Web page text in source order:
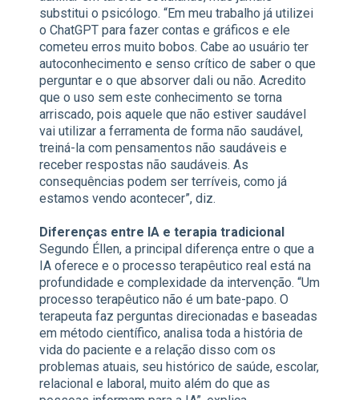
substitui o psicólogo. “Em meu trabalho já utilizei
o ChatGPT para fazer contas e gráficos e ele
cometeu erros muito bobos. Cabe ao usuário ter
autoconhecimento e senso crítico de saber o que
perguntar e o que absorver dali ou não. Acredito
que o uso sem este conhecimento se torna
arriscado, pois aquele que não estiver saudável
vai utilizar a ferramenta de forma não saudável,
treiná-la com pensamentos não saudáveis e
receber respostas não saudáveis. As
consequências podem ser terríveis, como já
estamos vendo acontecer”, diz.
Diferenças entre IA e terapia tradicional
Segundo Éllen, a principal diferença entre o que a
IA oferece e o processo terapêutico real está na
profundidade e complexidade da intervenção. “Um
processo terapêutico não é um bate-papo. O
terapeuta faz perguntas direcionadas e baseadas
em método científico, analisa toda a história de
vida do paciente e a relação disso com os
problemas atuais, seu histórico de saúde, escolar,
relacional e laboral, muito além do que as